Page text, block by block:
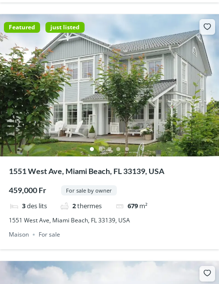
Featured just listed
1551 West Ave, Miami Beach, FL 33139, USA
459,000 Fr For sale by owner
3des lits 2thermes 679 m²
1551 West Ave, Miami Beach, FL 33139, USA
Maison
For sale